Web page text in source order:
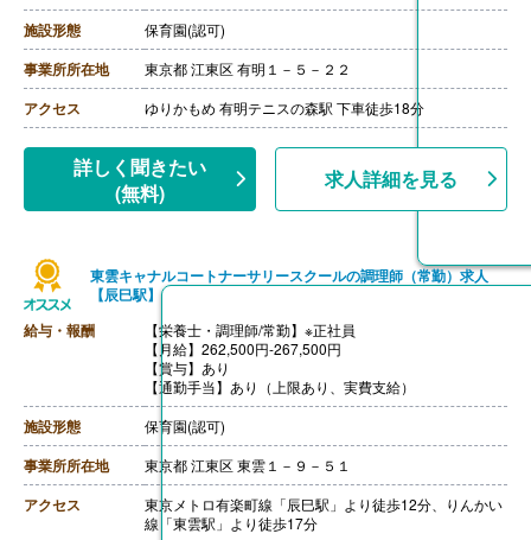
施設形態 保育園(認可)
事業所所在地 東京都 江東区 有明１－５－２２
アクセス ゆりかもめ 有明テニスの森駅 下車徒歩18分
詳しく聞きたい
(無料)
求人詳細を見る
東雲キャナルコートナーサリースクールの調理師（常勤）求人
【辰巳駅】
給与・報酬
【栄養士・調理師/常勤】※正社員
【月給】262,500円-267,500円
【賞与】あり
【通勤手当】あり（上限あり、実費支給）
施設形態 保育園(認可)
事業所所在地 東京都 江東区 東雲１－９－５１
アクセス
東京メトロ有楽町線「辰巳駅」より徒歩12分、りんかい
線「東雲駅」より徒歩17分